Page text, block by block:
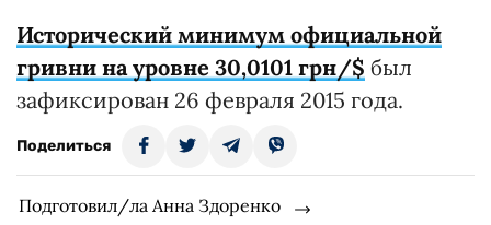
Исторический минимум официальной
гривни на уровне 30,0101 грн/$ был
зафиксирован 26 февраля 2015 года.
Поделиться
Подготовил/ла Анна Здоренко